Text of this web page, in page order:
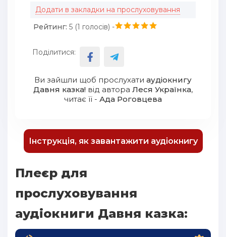
Додати в закладки на прослуховування
Рейтинг: 5 (1 голосів) -
Поділитися:
Ви зайшли щоб прослухати аудіокнигу
Давня казка! від автора Леся Українка,
читає її - Ада Роговцева
Інструкція, як завантажити аудіокнигу
Плеєр для
прослуховування
аудіокниги Давня казка: